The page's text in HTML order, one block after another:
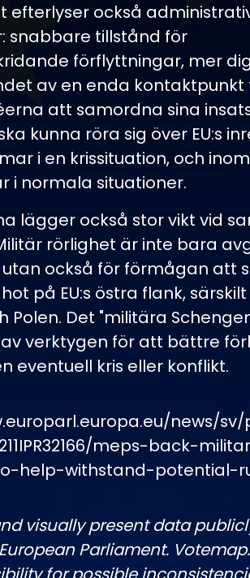
efterlyser också
snabbare tillstånd för
förflyttningar, mer
av en enda
att samordna sina
kunna röra sig över EU:s
i en krissituation, och
i normala situationer.
lägger också stor vikt vid
rörlighet är inte bara
utan också för förmågan att
på EU:s östra flank,
Polen. Det "militära
verktygen för att bättre
eventuell kris eller konflikt.
news/
meps-back-
help-withstand-potential-
visually present data
Parliament.